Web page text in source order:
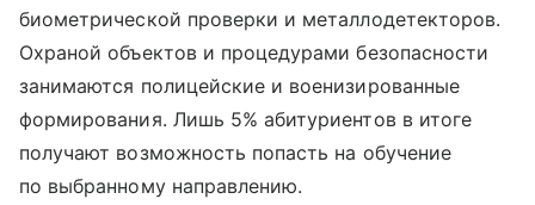
биометрической проверки и металлодетекторов.
Охраной объектов и процедурами безопасности
занимаются полицейские и военизированные
формирования. Лишь 5% абитуриентов в итоге
получают возможность попасть на обучение
по выбранному направлению.